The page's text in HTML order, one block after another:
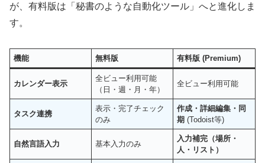
が、有料版は「秘書のような自動化ツール」へと進化しま
す。
機能 無料版 有料版 (Premium)
カレンダー表示
全ビュー利用可能
（日・週・月・年）
全ビュー利用可能
タスク連携
表示・完了チェック
のみ
作成・詳細編集・同
期 (Todoist等)
自然言語入力 基本入力のみ
入力補完（場所・
人・リスト）